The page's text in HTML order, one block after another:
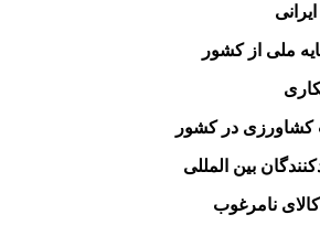
ملی از کشور
در کشور
بین المللی
نامرغوب